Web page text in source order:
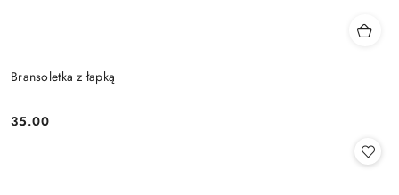
Bransoletka z łapką
Cena:
35.00